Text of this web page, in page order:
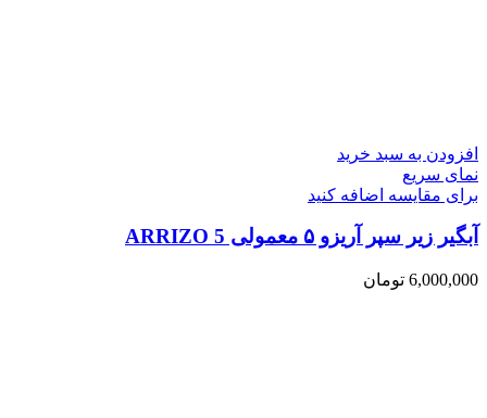
افزودن به سبد خرید
نمای سریع
برای مقایسه اضافه کنید
آبگیر زیر سپر آریزو ۵ معمولی ARRIZO 5
6,000,000 تومان